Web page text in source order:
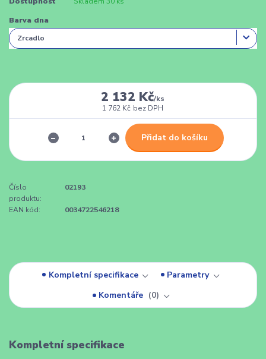
Barva dna
2 132 Kč/ks
1 762 Kč bez DPH
Přidat do košíku
Číslo
produktu:
02193
EAN kód: 0034722546218
Kompletní specifikace
Parametry
Komentáře
0
Kompletní specifikace